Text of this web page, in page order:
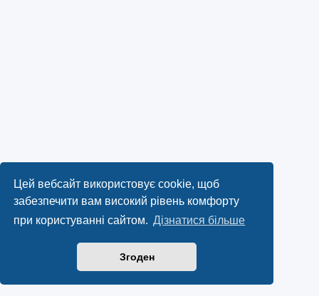
Цей вебсайт використовує cookie, щоб
забезпечити вам високий рівень комфорту
при користуванні сайтом. Дізнатися більше
Згоден